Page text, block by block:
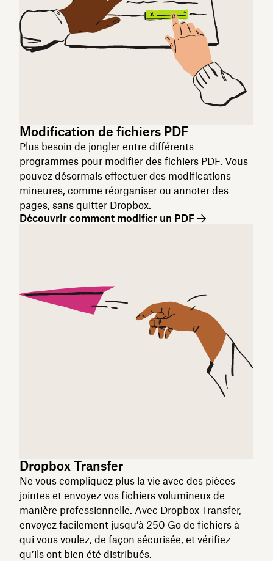
Modification de fichiers PDF
Plus besoin de jongler entre différents
programmes pour modifier des fichiers PDF. Vous
pouvez désormais effectuer des modifications
mineures, comme réorganiser ou annoter des
pages, sans quitter Dropbox.
Découvrir comment modifier un PDF
Dropbox Transfer
Ne vous compliquez plus la vie avec des pièces
jointes et envoyez vos fichiers volumineux de
manière professionnelle. Avec Dropbox Transfer,
envoyez facilement jusqu’à 250 Go de fichiers à
qui vous voulez, de façon sécurisée, et vérifiez
qu’ils ont bien été distribués.